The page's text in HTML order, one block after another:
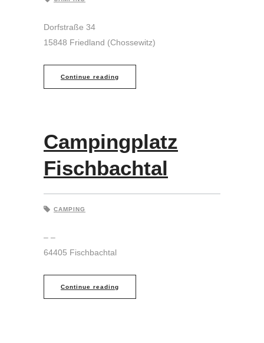
Dorfstraße 34
15848 Friedland (Chossewitz)
Continue reading
Campingplatz
Fischbachtal
CAMPING
– –
64405 Fischbachtal
Continue reading